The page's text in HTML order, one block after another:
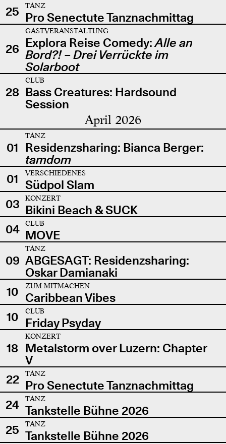
25
TANZ
Pro Senectute Tanznachmittag
26
GASTVERANSTALTUNG
Explora Reise Comedy:Alle an
Bord?! – Drei Verrückte im
Solarboot
28
CLUB
Bass Creatures: Hardsound
Session
April 2026
01
TANZ
Residenzsharing: Bianca Berger:
tamdom
01
VERSCHIEDENES
Südpol Slam
03
KONZERT
Bikini Beach & SUCK
04
CLUB
MOVE
09
TANZ
ABGESAGT: Residenzsharing:
Oskar Damianaki
10
ZUM MITMACHEN
Caribbean Vibes
10
CLUB
Friday Psyday
18
KONZERT
Metalstorm over Luzern: Chapter
V
22
TANZ
Pro Senectute Tanznachmittag
24
TANZ
Tankstelle Bühne 2026
25
TANZ
Tankstelle Bühne 2026